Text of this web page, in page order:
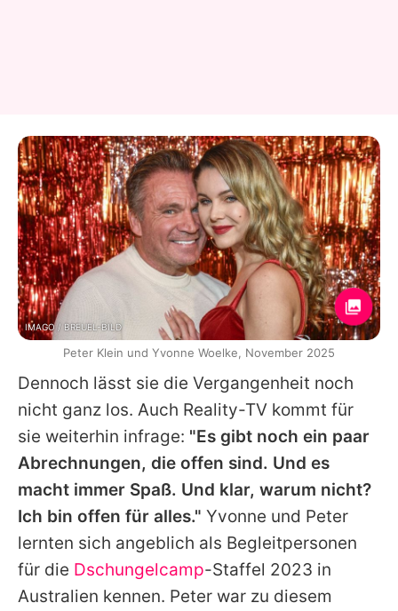
Dennoch lässt sie die Vergangenheit noch
nicht ganz los. Auch Reality-TV kommt für
sie weiterhin infrage: "Es gibt noch ein paar
Abrechnungen, die offen sind. Und es
macht immer Spaß. Und klar, warum nicht?
Ich bin offen für alles." Yvonne und Peter
lernten sich angeblich als Begleitpersonen
für die Dschungelcamp-Staffel 2023 in
Australien kennen. Peter war zu diesem
IMAGO / BREUEL-BILD
Peter Klein und Yvonne Woelke, November 2025